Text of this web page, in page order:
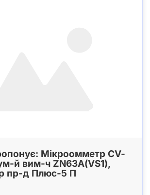
Мікроомметр CV-
й вим-ч ZN63А(VS1),
пр-д Плюс-5 П